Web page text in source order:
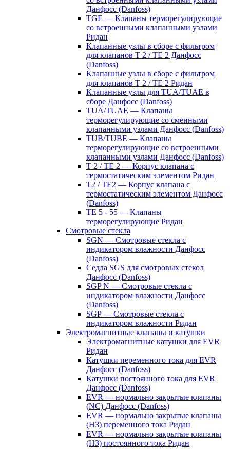
Данфосс (Danfoss)
TGE — Клапаны терморегулирующие
со встроенными клапанными узлами
Ридан
Клапанные узлы в сборе с фильтром
для клапанов T 2 / TE 2 Данфосс
(Danfoss)
Клапанные узлы в сборе с фильтром
для клапанов T 2 / TE 2 Ридан
Клапанные узлы для TUA/TUAE в
сборе Данфосс (Danfoss)
TUA/TUAE — Клапаны
терморегулирующие со сменными
клапанными узлами Данфосс (Danfoss)
TUB/TUBE — Клапаны
терморегулирующие со встроенными
клапанными узлами Данфосс (Danfoss)
T 2 / TE 2 — Корпус клапана с
термостатическим элементом Ридан
T2 / TE2 — Корпус клапана с
термостатическим элементом Данфосс
(Danfoss)
TE 5 - 55 — Клапаны
терморегулирующие Ридан
Смотровые стекла
SGN — Смотровые стекла с
индикатором влажности Данфосс
(Danfoss)
Седла SGS для смотровых стекол
Данфосс (Danfoss)
SGP N — Смотровые стекла с
индикатором влажности Данфосс
(Danfoss)
SGP — Смотровые стекла с
индикатором влажности Ридан
Электромагнитные клапаны и катушки
Электромагнитные катушки для EVR
Ридан
Катушки переменного тока для EVR
Данфосс (Danfoss)
Катушки постоянного тока для EVR
Данфосс (Danfoss)
EVR — нормально закрытые клапаны
(NC) Данфосс (Danfoss)
EVR — нормально закрытые клапаны
(НЗ) переменного тока Ридан
EVR — нормально закрытые клапаны
(НЗ) постоянного тока Ридан